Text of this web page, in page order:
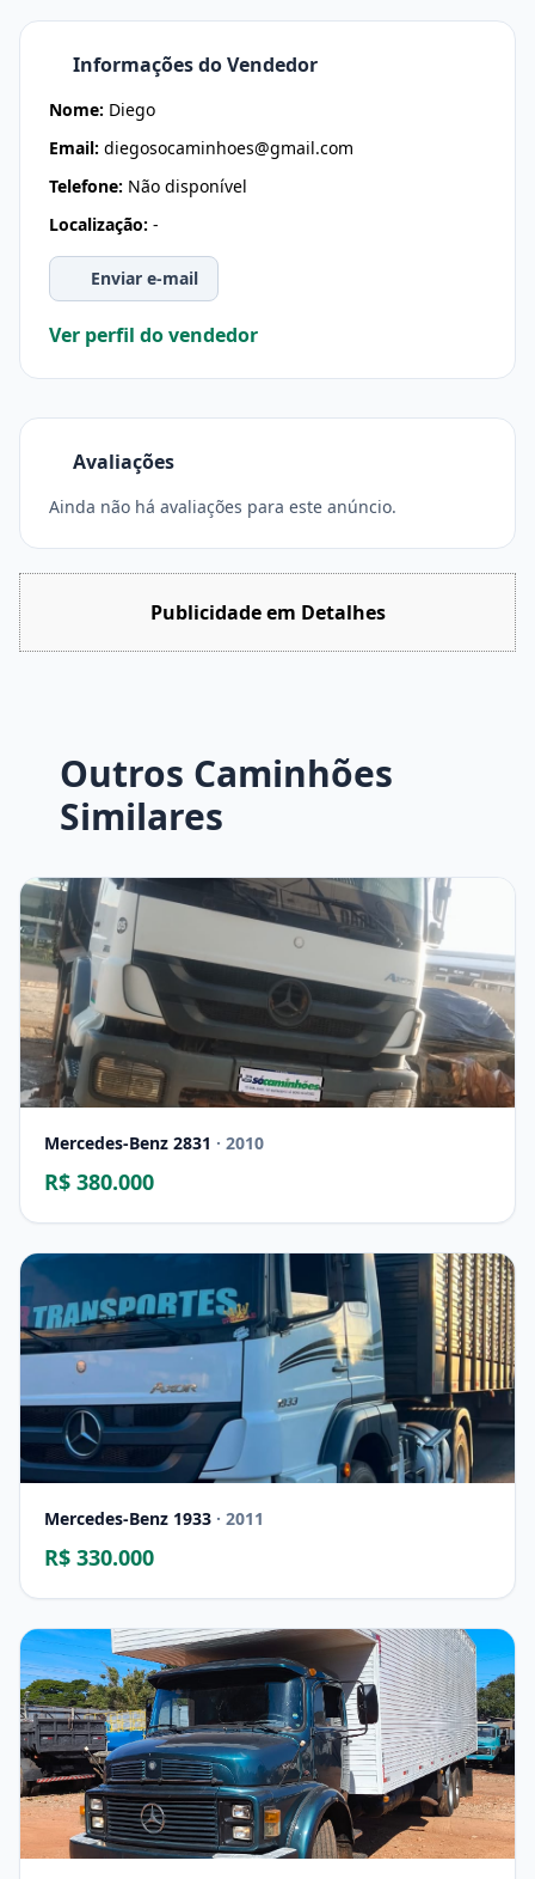
Informações do Vendedor
Nome: Diego
Email: diegosocaminhoes@gmail.com
Telefone: Não disponível
Localização: -
Enviar e-mail
Ver perfil do vendedor
Avaliações
Ainda não há avaliações para este anúncio.
Publicidade em Detalhes
Outros Caminhões
Similares
Mercedes-Benz 2831 · 2010
R$ 380.000
Mercedes-Benz 1933 · 2011
R$ 330.000